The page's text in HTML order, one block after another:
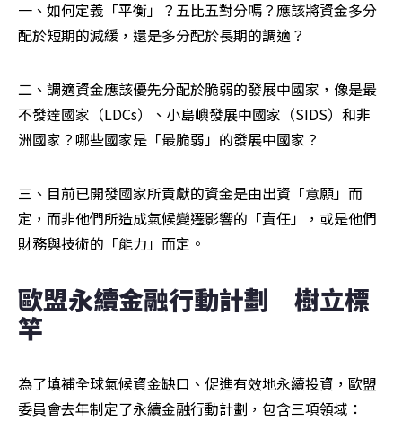
一、如何定義「平衡」？五比五對分嗎？應該將資金多分
配於短期的減緩，還是多分配於長期的調適？
二、調適資金應該優先分配於脆弱的發展中國家，像是最
不發達國家（LDCs）、小島嶼發展中國家（SIDS）和非
洲國家？哪些國家是「最脆弱」的發展中國家？
三、目前已開發國家所貢獻的資金是由出資「意願」而
定，而非他們所造成氣候變遷影響的「責任」，或是他們
財務與技術的「能力」而定。
歐盟永續金融行動計劃　樹立標
竿
為了填補全球氣候資金缺口、促進有效地永續投資，歐盟
委員會去年制定了永續金融行動計劃，包含三項領域：